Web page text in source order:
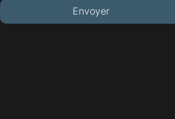
Envoyer